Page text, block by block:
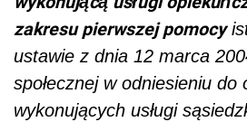
zakresu pierwszej pomocy
ustawie z dnia 12 marca
społecznej w odniesieniu do
wykonujących usługi